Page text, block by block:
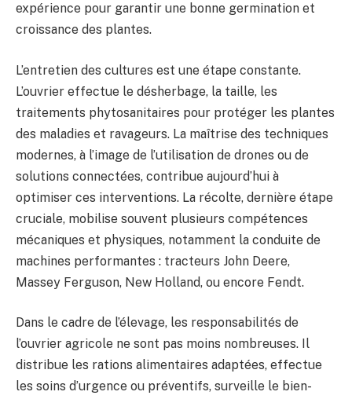
expérience pour garantir une bonne germination et
croissance des plantes.
L’entretien des cultures est une étape constante.
L’ouvrier effectue le désherbage, la taille, les
traitements phytosanitaires pour protéger les plantes
des maladies et ravageurs. La maîtrise des techniques
modernes, à l’image de l’utilisation de drones ou de
solutions connectées, contribue aujourd’hui à
optimiser ces interventions. La récolte, dernière étape
cruciale, mobilise souvent plusieurs compétences
mécaniques et physiques, notamment la conduite de
machines performantes : tracteurs John Deere,
Massey Ferguson, New Holland, ou encore Fendt.
Dans le cadre de l’élevage, les responsabilités de
l’ouvrier agricole ne sont pas moins nombreuses. Il
distribue les rations alimentaires adaptées, effectue
les soins d’urgence ou préventifs, surveille le bien-